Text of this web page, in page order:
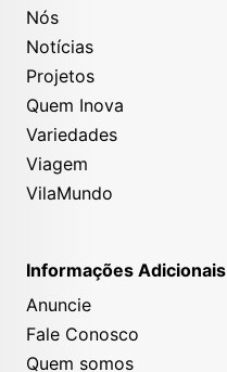
Nós
Notícias
Projetos
Quem Inova
Variedades
Viagem
VilaMundo
Informações Adicionais
Anuncie
Fale Conosco
Quem somos